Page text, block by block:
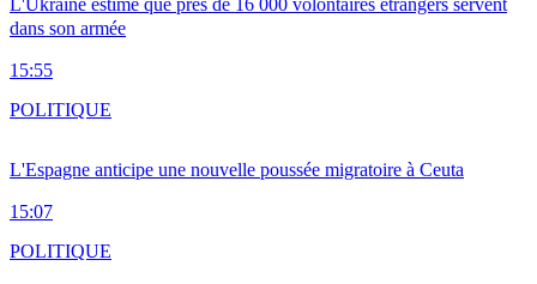
L'Ukraine estime que près de 16 000 volontaires étrangers servent
dans son armée
15:55
L'Espagne anticipe une nouvelle poussée migratoire à Ceuta
15:07
POLITIQUE
POLITIQUE